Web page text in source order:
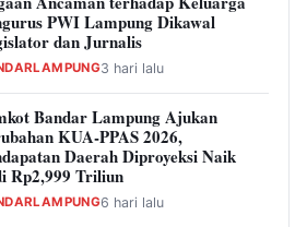
PWI Lampung Dikawal
dan Jurnalis
3 hari lalu
Bandar Lampung Ajukan
KUA-PPAS 2026,
Daerah Diproyeksi Naik
Rp2,999 Triliun
6 hari lalu